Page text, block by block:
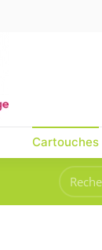
Cartouches